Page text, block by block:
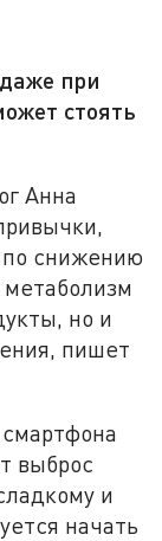
при
стоять
Анна
по снижению
но и
пишет
выброс
и
начать